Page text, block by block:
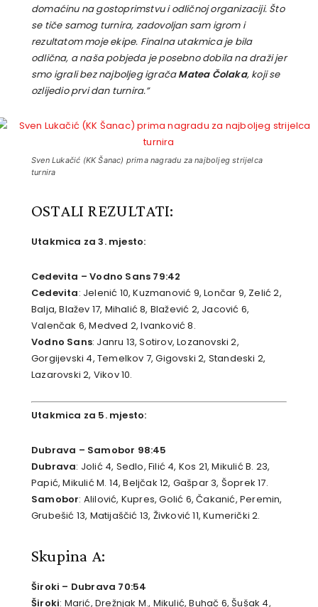
domaćinu na gostoprimstvu i odličnoj organizaciji. Što
se tiče samog turnira, zadovoljan sam igrom i
rezultatom moje ekipe. Finalna utakmica je bila
odlična, a naša pobjeda je posebno dobila na draži jer
smo igrali bez najboljeg igračaMatea Čolaka, koji se
ozlijedio prvi dan turnira.”
Sven Lukačić (KK Šanac) prima nagradu za najboljeg strijelca
turnira
OSTALI REZULTATI:
Utakmica za 3. mjesto:
Cedevita – Vodno Sans 79:42
Cedevita: Jelenić 10, Kuzmanović 9, Lončar 9, Zelić 2,
Balja, Blažev 17, Mihalić 8, Blažević 2, Jacović 6,
Valenčak 6, Medved 2, Ivanković 8.
Vodno Sans: Janru 13, Sotirov, Lozanovski 2,
Gorgijevski 4, Temelkov 7, Gigovski 2, Standeski 2,
Lazarovski 2, Vikov 10.
Utakmica za 5. mjesto:
Dubrava – Samobor 98:45
Dubrava: Jolić 4, Sedlo, Filić 4, Kos 21, Mikulić B. 23,
Papić, Mikulić M. 14, Beljčak 12, Gašpar 3, Šoprek 17.
Samobor: Alilović, Kupres, Golić 6, Čakanić, Peremin,
Grubešić 13, Matijaščić 13, Živković 11, Kumerički 2.
Skupina A:
Široki – Dubrava 70:54
Široki: Marić, Drežnjak M., Mikulić, Buhač 6, Šušak 4,